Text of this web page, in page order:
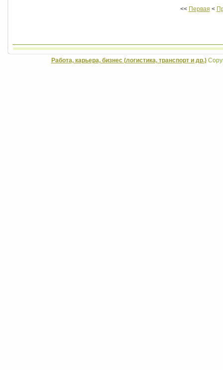
<< Первая <
Работа, карьера, бизнес (логистика, транспорт и др.)